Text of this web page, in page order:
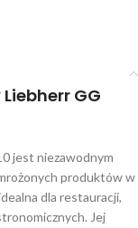
GG
jest niezawodnym
produktów w
dla restauracji,
Jej